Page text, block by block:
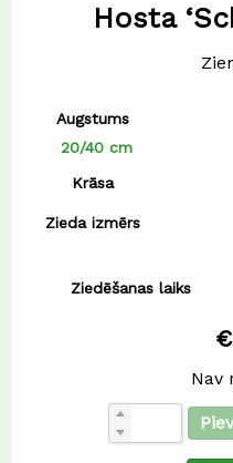
Hosta
Augstums
20/40 cm
Krāsa
Zieda izmērs
Ziedēšanas laiks
€
Nav